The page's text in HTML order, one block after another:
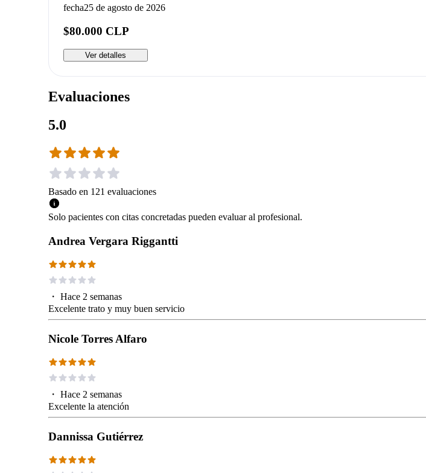
fecha25 de agosto de 2026
$80.000 CLP
Ver detalles
Evaluaciones
5.0
Basado en 121 evaluaciones
Solo pacientes con citas concretadas pueden evaluar al profesional.
Andrea Vergara Riggantti
・ Hace 2 semanas
Excelente trato y muy buen servicio
Nicole Torres Alfaro
・ Hace 2 semanas
Excelente la atención
Dannissa Gutiérrez